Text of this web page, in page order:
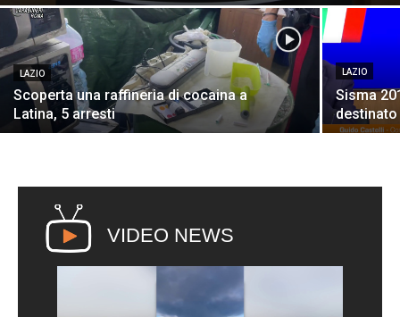
LAZIO
Scoperta una raffineria di cocaina a
Latina, 5 arresti
LAZIO
Sisma
VIDEO NEWS